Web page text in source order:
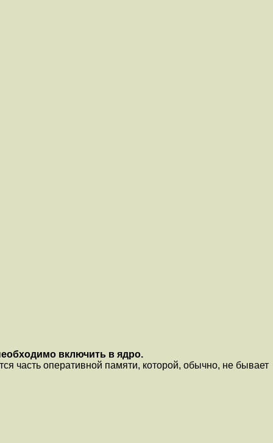
включить в ядро.
часть оперативной памяти, которой, обычно, не бывает